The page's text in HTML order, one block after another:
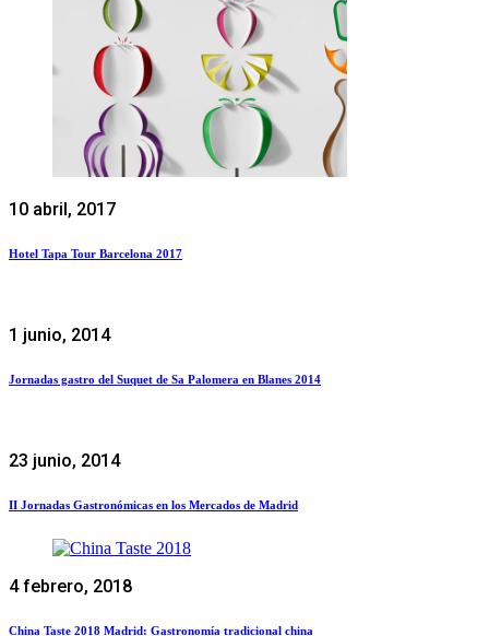
10 abril, 2017
Hotel Tapa Tour Barcelona 2017
1 junio, 2014
Jornadas gastro del Suquet de Sa Palomera en Blanes 2014
23 junio, 2014
II Jornadas Gastronómicas en los Mercados de Madrid
4 febrero, 2018
China Taste 2018 Madrid: Gastronomía tradicional china